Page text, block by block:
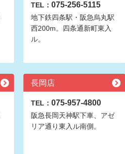
TEL： 075-256-5115
地下鉄四条駅・阪急烏丸駅
西200m。四条通新町東入
ル。
長岡店
TEL： 075-957-4800
阪急長岡天神駅下車、アゼ
リア通り東入ル南側。